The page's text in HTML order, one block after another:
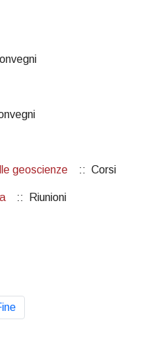
geoscienze
:: Corsi
:: Riunioni